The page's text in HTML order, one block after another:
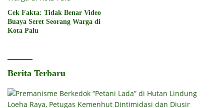
Cek Fakta: Tidak Benar Video
Buaya Seret Seorang Warga di
Kota Palu
Berita Terbaru